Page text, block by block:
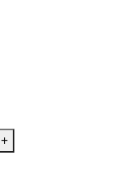
+